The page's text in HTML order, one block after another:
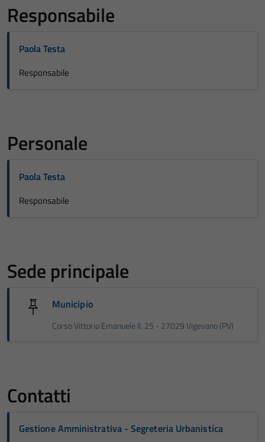
Responsabile
Paola Testa
Responsabile
Personale
Paola Testa
Responsabile
Sede principale
Municipio
Corso Vittorio Emanuele II, 25 - 27029 Vigevano (PV)
Contatti
Gestione Amministrativa - Segreteria Urbanistica